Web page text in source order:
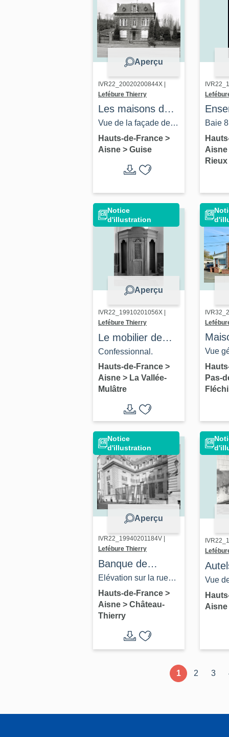
Aperçu
IVR22_20020200844X |
Lefébure Thierry
Les maisons de
Guise
Vue de la façade de la
maison située
boulevard Jean-
Jaurès (N°179).
Hauts-de-France >
Aisne > Guise
du
14)
Baie
Sacré
Aisne
Rieux
Notice
d'illustration
Aperçu
IVR22_19910201056X |
Lefébure Thierry
Le mobilier de
l'église paroissiale
Saint-Pierre,
Saint-Paul
Confessionnal.
Hauts-de-France >
Aisne > La Vallée-
Mulâtre
Vue
Pas-
Notice
d'illustration
Aperçu
IVR22_19940201184V |
Lefébure Thierry
Banque de
France
Elévation sur la rue
Carnot.
Hauts-de-France >
Aisne > Château-
Thierry
Vue
sainte
Aisne
1 2 3